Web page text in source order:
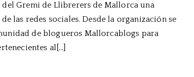
del Gremi de Llibrerers de Mallorca una
las redes sociales. Desde la organización se
de blogueros Mallorcablogs para
al[…]